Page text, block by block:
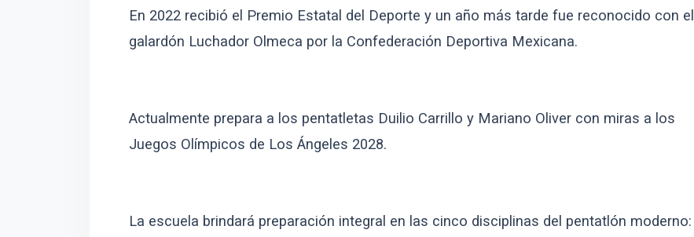
En 2022 recibió el Premio Estatal del Deporte y un año más tarde fue reconocido con el
galardón Luchador Olmeca por la Confederación Deportiva Mexicana.
Actualmente prepara a los pentatletas Duilio Carrillo y Mariano Oliver con miras a los
Juegos Olímpicos de Los Ángeles 2028.
La escuela brindará preparación integral en las cinco disciplinas del pentatlón moderno: